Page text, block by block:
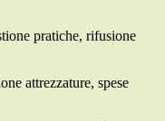
pratiche, rifusione
attrezzature, spese